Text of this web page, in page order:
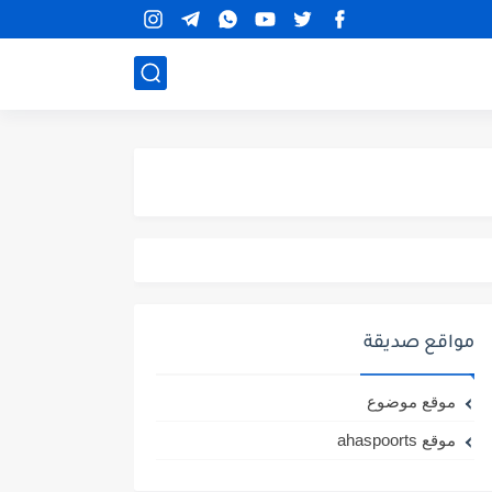
مواقع صديقة
موقع موضوع
موقع ahaspoorts